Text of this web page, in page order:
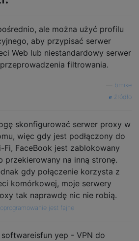
ale można użyć profilu
aby przypisać serwer
Web lub niestandardowy serwer
filtrowania.
bmike
źródło
skonfigurować serwer proxy w
więc gdy jest podłączony do
Fi, FaceBook jest zablokowany
przekierowany na inną stronę.
gdy połączenie korzysta z
komórkowej, moje serwery
tak naprawdę nic nie robią.
oprogramowanie jest fajne
softwareisfun yep - VPN do